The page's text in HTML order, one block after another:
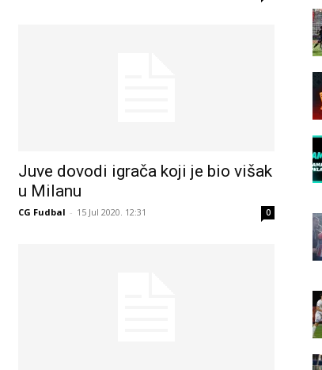
Juve dovodi igrača koji je bio višak
u Milanu
CG Fudbal - 15 Jul 2020. 12:31 0